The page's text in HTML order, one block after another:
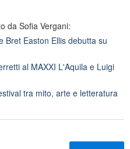
da Sofia Vergani:
Bret Easton Ellis debutta su
al MAXXI L'Aquila e Luigi
tra mito, arte e letteratura